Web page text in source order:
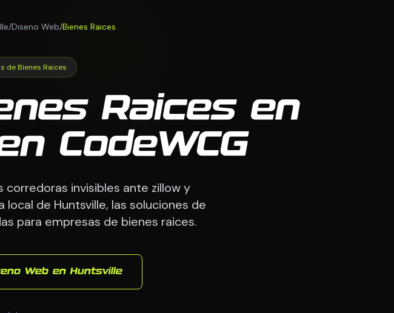
/Diseno Web/Bienes Raices
de Bienes Raices
Raices en
CodeWCG
invisibles ante zillow y
de Huntsville, las soluciones de
para empresas de bienes raices.
Web en Huntsville